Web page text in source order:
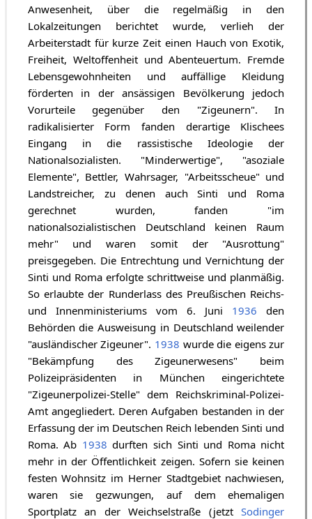
Anwesenheit, über die regelmäßig in den
Lokalzeitungen berichtet wurde, verlieh der
Arbeiterstadt für kurze Zeit einen Hauch von Exotik,
Freiheit, Weltoffenheit und Abenteuertum. Fremde
Lebensgewohnheiten und auffällige Kleidung
förderten in der ansässigen Bevölkerung jedoch
Vorurteile gegenüber den "Zigeunern". In
radikalisierter Form fanden derartige Klischees
Eingang in die rassistische Ideologie der
Nationalsozialisten. "Minderwertige", "asoziale
Elemente", Bettler, Wahrsager, "Arbeitsscheue" und
Landstreicher, zu denen auch Sinti und Roma
gerechnet wurden, fanden "im
nationalsozialistischen Deutschland keinen Raum
mehr" und waren somit der "Ausrottung"
preisgegeben. Die Entrechtung und Vernichtung der
Sinti und Roma erfolgte schrittweise und planmäßig.
So erlaubte der Runderlass des Preußischen Reichs-
und Innenministeriums vom 6. Juni 1936 den
Behörden die Ausweisung in Deutschland weilender
"ausländischer Zigeuner". 1938 wurde die eigens zur
"Bekämpfung des Zigeunerwesens" beim
Polizeipräsidenten in München eingerichtete
"Zigeunerpolizei-Stelle" dem Reichskriminal-Polizei-
Amt angegliedert. Deren Aufgaben bestanden in der
Erfassung der im Deutschen Reich lebenden Sinti und
Roma. Ab 1938 durften sich Sinti und Roma nicht
mehr in der Öffentlichkeit zeigen. Sofern sie keinen
festen Wohnsitz im Herner Stadtgebiet nachwiesen,
waren sie gezwungen, auf dem ehemaligen
Sportplatz an der Weichselstraße (jetztSodinger